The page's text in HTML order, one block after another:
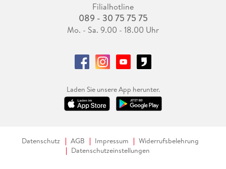
Filialhotline
089 - 30 75 75 75
Mo. - Sa. 9.00 - 18.00 Uhr
Laden Sie unsere App herunter.
Datenschutz AGB Impressum
Widerrufsbelehrung
Datenschutzeinstellungen